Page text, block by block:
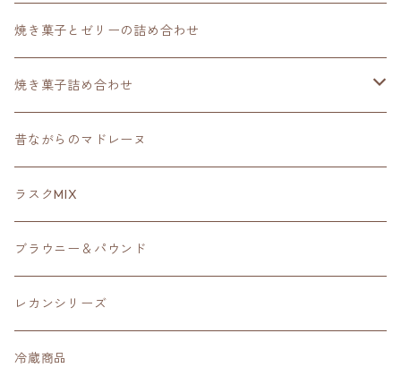
焼き菓子とゼリーの詰め合わせ
焼き菓子詰め合わせ
スタンダードセレクション
昔ながらのマドレーヌ
ラスクMIX
ブラウニー＆パウンド
レカンシリーズ
冷蔵商品